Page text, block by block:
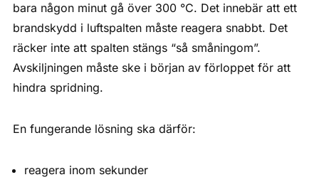
bara någon minut gå över 300 °C. Det innebär att ett
brandskydd i luftspalten måste reagera snabbt. Det
räcker inte att spalten stängs “så småningom”.
Avskiljningen måste ske i början av förloppet för att
hindra spridning.
En fungerande lösning ska därför:
reagera inom sekunder